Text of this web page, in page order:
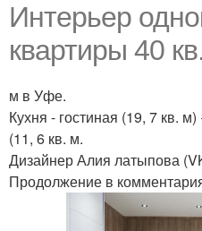
Интерьер
квартиры 40 кв.
м в Уфе.
Кухня - гостиная (19, 7 кв.
(11, 6 кв. м.
Дизайнер Алия латыпова
Продолжение в